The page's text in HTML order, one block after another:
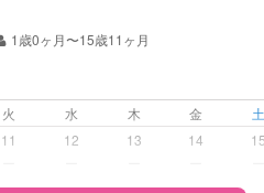
サポート
可否は個別に相談
1歳0ヶ月〜15歳11ヶ月
火 水 木 金
11 12 13 14